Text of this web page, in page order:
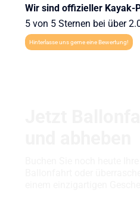
Wir sind offizieller Kayak-
5 von 5 Sternen bei über
Hinterlasse uns gerne eine Bewertung!